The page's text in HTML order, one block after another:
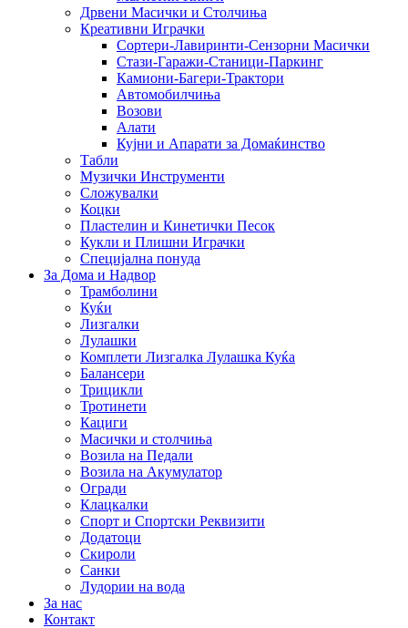
Дрвени Масички и Столчиња
Креативни Играчки
Сортери-Лавиринти-Сензорни Масички
Стази-Гаражи-Станици-Паркинг
Камиони-Багери-Трактори
Автомобилчиња
Возови
Алати
Кујни и Апарати за Домаќинство
Табли
Музички Инструменти
Сложувалки
Коцки
Пластелин и Кинетички Песок
Кукли и Плишни Играчки
Специјална понуда
За Дома и Надвор
Трамболини
Куќи
Лизгалки
Лулашки
Комплети Лизгалка Лулашка Куќа
Балансери
Трицикли
Тротинети
Кациги
Mасички и столчиња
Возила на Педали
Возила на Акумулатор
Огради
Клацкалки
Спорт и Спортски Реквизити
Додатоци
Скироли
Санки
Лудории на вода
За нас
Контакт